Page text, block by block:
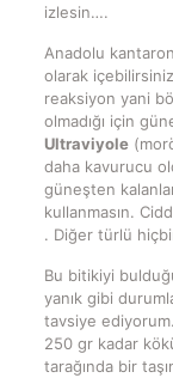
izlesin….
Anadolu
olarak
reaksiyon yani
olmadığı için
Ultraviyole
daha kavurucu
güneşten
kullanmasın.
. Diğer türlü
Bu bitikiyi
yanık gibi
tavsiye
250 gr kadar
tarağında bir